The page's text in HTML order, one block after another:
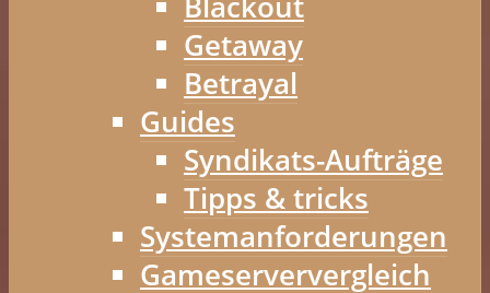
Getaway
Betrayal
Guides
Syndikats-Aufträge
Tipps & tricks
Systemanforderungen
Gameserververgleich